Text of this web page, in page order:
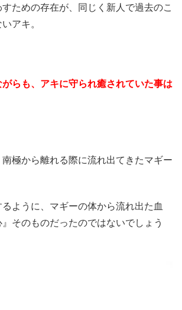
ための存在が、同じく新人で過去のこ
アキ。
らも、アキに守られ癒されていた事は
極から離れる際に流れ出てきたマギー
ように、マギーの体から流れ出た血
そのものだったのではないでしょう